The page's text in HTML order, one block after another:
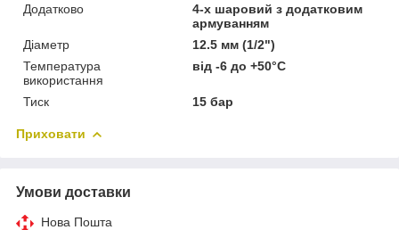
Додатково
4-х шаровий з додатковим
армуванням
Діаметр
12.5 мм (1/2")
Температура
використання
від -6 до +50°C
Тиск 15 бар
Приховати
Умови доставки
Нова Пошта